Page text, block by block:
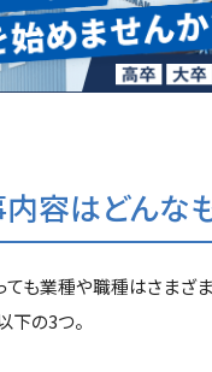
容はどんな
ても業種や職種はさま
下の3つ。